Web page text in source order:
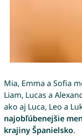
Mia, Emma a Sofia
Liam, Lucas a
ako aj Luca, Leo a
najobľúbenejšie
krajiny Španielsko.